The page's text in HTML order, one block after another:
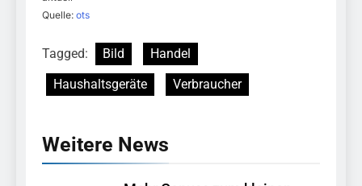
Quelle: ots
Tagged: Bild
Handel
Haushaltsgeräte
Verbraucher
Weitere News